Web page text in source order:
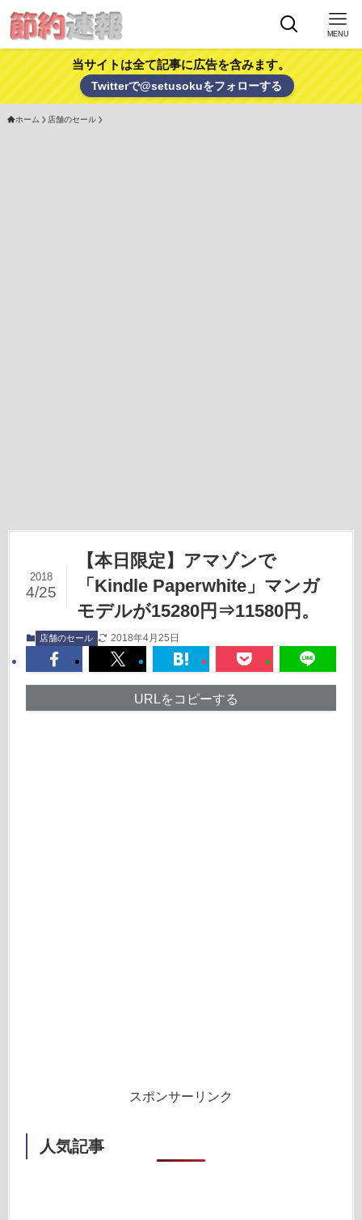
MENU
当サイトは全て記事に広告を含みます。
Twitterで@setusokuをフォローする
ホーム 店舗のセール
【本日限定】アマゾンで
「Kindle Paperwhite」マンガ
モデルが15280円⇒11580円。
2018
4/25
店舗のセール 2018年4月25日
URLをコピーする
スポンサーリンク
人気記事